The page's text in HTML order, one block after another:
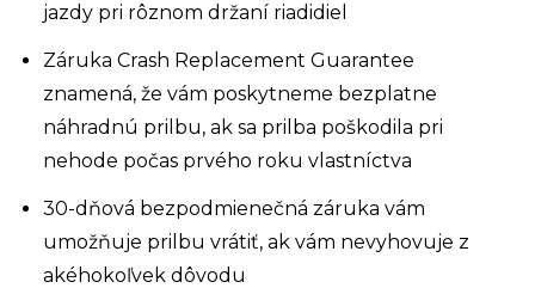
jazdy pri rôznom držaní riadidiel
Záruka Crash Replacement Guarantee
znamená, že vám poskytneme bezplatne
náhradnú prilbu, ak sa prilba poškodila pri
nehode počas prvého roku vlastníctva
30-dňová bezpodmienečná záruka vám
umožňuje prilbu vrátiť, ak vám nevyhovuje z
akéhokoľvek dôvodu